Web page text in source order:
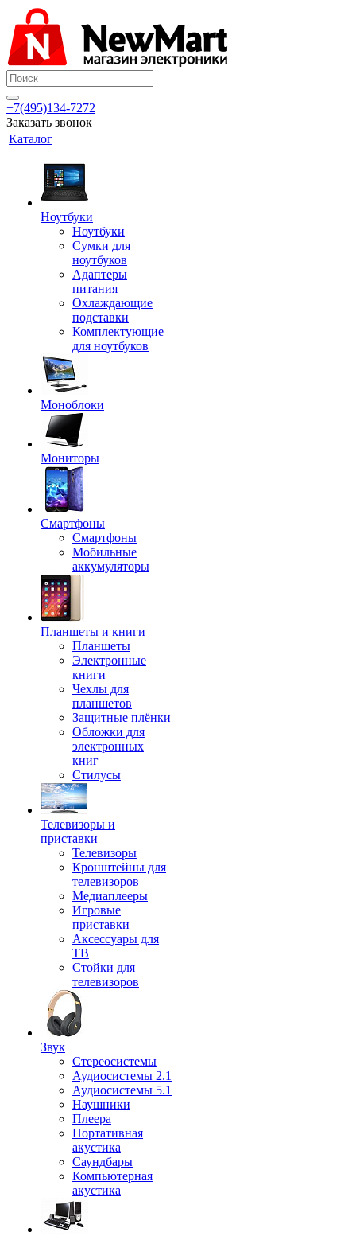
+7(495)134-7272
Заказать звонок
Каталог
Ноутбуки
Ноутбуки
Сумки для
ноутбуков
Адаптеры
питания
Охлаждающие
подставки
Комплектующие
для ноутбуков
Моноблоки
Мониторы
Смартфоны
Смартфоны
Мобильные
аккумуляторы
Планшеты и книги
Планшеты
Электронные
книги
Чехлы для
планшетов
Защитные плёнки
Обложки для
электронных
книг
Стилусы
Телевизоры и
приставки
Телевизоры
Кронштейны для
телевизоров
Медиаплееры
Игровые
приставки
Аксессуары для
ТВ
Стойки для
телевизоров
Звук
Стереосистемы
Аудиосистемы 2.1
Аудиосистемы 5.1
Наушники
Плеера
Портативная
акустика
Саундбары
Компьютерная
акустика